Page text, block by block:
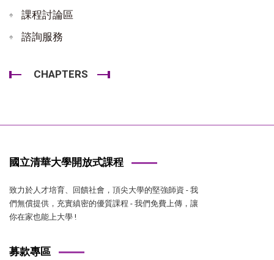
課程討論區
諮詢服務
CHAPTERS
國立清華大學開放式課程
致力於人才培育、回饋社會，頂尖大學的堅強師資 - 我
們無償提供，充實縝密的優質課程 - 我們免費上傳，讓
你在家也能上大學 !
募款專區